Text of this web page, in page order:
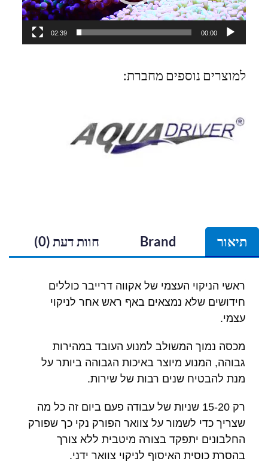
00:00
02:39
למוצרים נוספים מחברת:
תיאור Brand חוות דעת (0)
ראשי הניקוי העצמי של אקווה דרייבר כוללים
חידושים שלא נמצאים באף ראש אחר לניקוי
עצמי.
מכסה נמוך המשולב למנוע העובד במהירות
גבוהה, המנוע מיוצר באיכות הגבוהה ביותר על
מנת להבטיח שנים רבות של שירות.
רק 15-20 שניות של עבודה פעם ביום זה כל מה
שצריך כדי לשמור על צוואר הפורק נקי כך שפורק
החלבונים יתפקד בצורה מיטבית ללא צורך
בהסרת כוסית האיסוף לניקוי צוואר ידני.